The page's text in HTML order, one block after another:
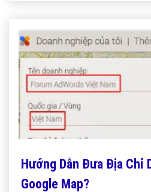
Hướng Dẫn Đưa Địa Chỉ
Google Map?